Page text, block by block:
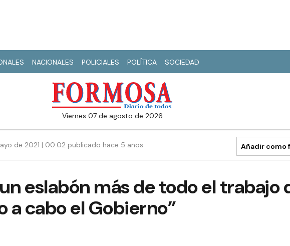
NACIONALES POLICIALES POLÍTICA SOCIEDAD
viernes 07 de agosto de 2026
de 2021 | 00:02 publicado hace 5 años Añadir como
eslabón más de todo el trabajo
a cabo el Gobierno”